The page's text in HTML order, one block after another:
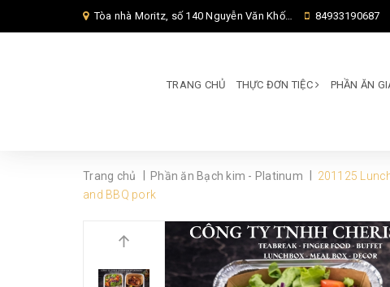
Tòa nhà Moritz, số 140 Nguyễn Văn Khối, Phường Thông Tây Hội, Thành phố Hồ Chí Minh, TP Hồ Chí Minh, 84933190687
TRANG CHỦ THỰC ĐƠN TIỆC PHẦN ĂN
Trang chủ Phần ăn Bạch kim - Platinum
201125
and BBQ pork